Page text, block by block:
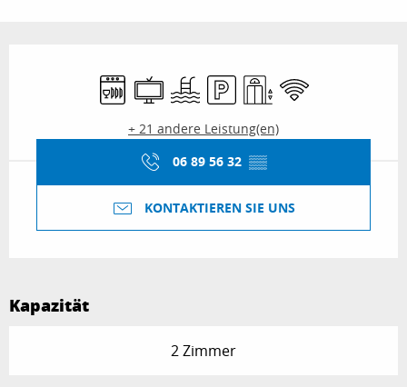
Geschirrspülmaschine
FernsehenSchwimmbad
ParkplatzAufzugWi-Fi
+ 21 andere Leistung(en)
06 89 56 32 ▒▒
KONTAKTIEREN SIE UNS
Kapazität
2 Zimmer